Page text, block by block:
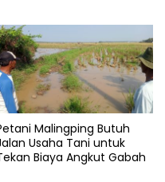
Malingping Butuh
Usaha Tani untuk
Biaya Angkut Gabah